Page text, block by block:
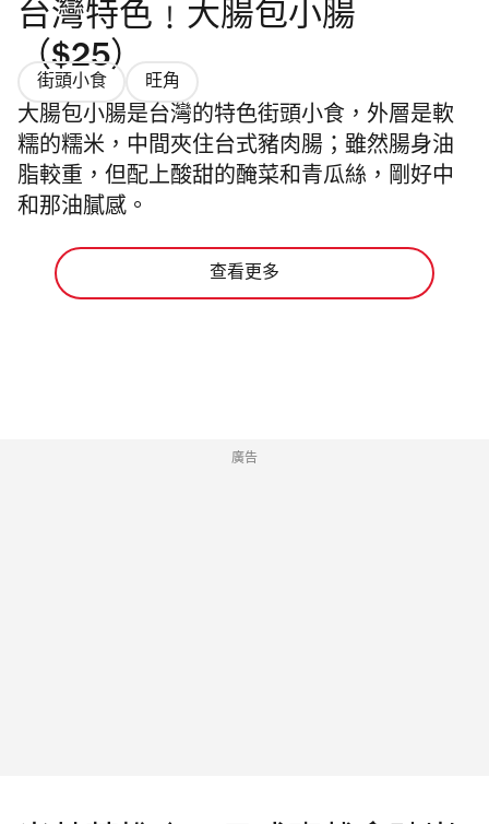
台灣特色﹗大腸包小腸
（$25）
街頭小食 旺角
大腸包小腸是台灣的特色街頭小食，外層是軟
糯的糯米，中間夾住台式豬肉腸；雖然腸身油
脂較重，但配上酸甜的醃菜和青瓜絲，剛好中
和那油膩感。
查看更多
廣告